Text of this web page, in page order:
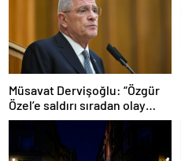
Müsavat Dervişoğlu: “Özgür
Özel’e saldırı sıradan olay
değil”